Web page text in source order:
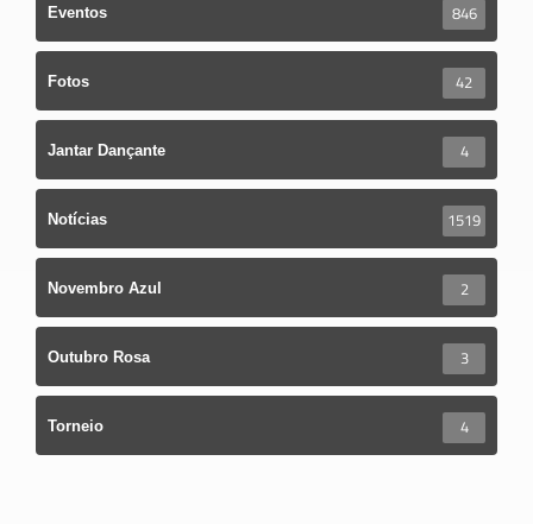
Eventos 846
Fotos 42
Jantar Dançante 4
Notícias 1519
Novembro Azul 2
Outubro Rosa 3
Torneio 4